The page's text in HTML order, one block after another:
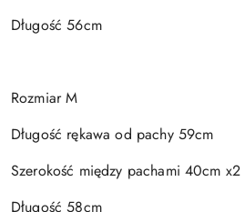
Długość 56cm
Rozmiar M
Długość rękawa od pachy 59cm
Szerokość między pachami 40cm x2
Długość 58cm